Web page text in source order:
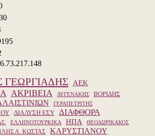
ΑΕΚ
ΑΚΡΙΒΕΙΑ ΑΥΓΕΝΑΚΗΣ ΒΟΡΙΔΗΣ
ΓΕΡΑΠΕΤΡΙΤΗΣ
ΔΙΑΛΥΣΗ ΕΣΥ ΔΙΑΦΘΟΡΑ
ΕΛΛΗΝΟΤΟΥΡΚΙΚΑ ΗΠΑ ΘΕΟΔΩΡΙΚΑΚΟΣ
Α. ΚΩΣΤΑΣ ΚΑΡΥΣΤΙΑΝΟΥ